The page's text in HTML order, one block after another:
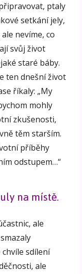
ptaly
setkání jely,
nevíme, co
svůj život
staré báby.
ten dnešní život
říkaly: „My
mohly
zkušenosti,
těm starším.
příběhy
odstupem…“
na místě.
ale
sdílení
ale